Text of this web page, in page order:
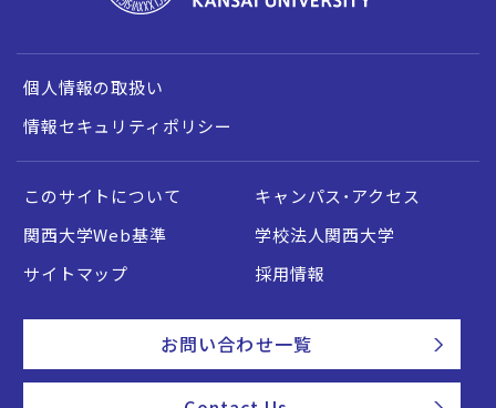
個人情報の取扱い
情報セキュリティポリシー
このサイトについて
キャンパス・アクセス
関西大学Web基準
学校法人関西大学
サイトマップ
採用情報
お問い合わせ一覧